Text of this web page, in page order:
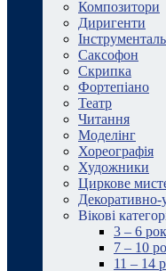
Композитори
Диригенти
Саксофон
Скрипка
Фортепіано
Театр
Читання
Моделінг
Хореографія
Художники
Циркове
Вікові
3 – 6
7 – 10
11 – 14